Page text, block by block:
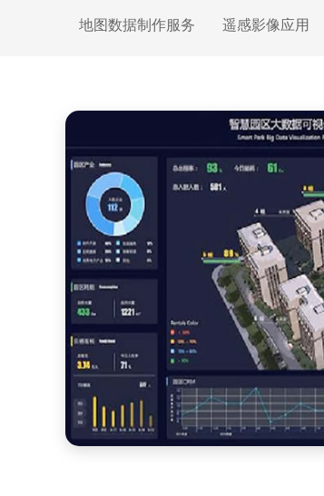
地图数据制作服务 遥感影像应用